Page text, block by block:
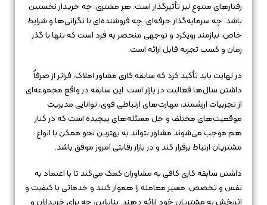
رفتارهای متنوع نیز تأثیرگذار است. هر مشتری، چه خریدار نخستین
باشد، چه سرمایه‌گذار حرفه‌ای، چه فروشنده‌ای با نگرانی‌ها و شرایط
خاص، نیازمند رویکرد و توجهی منحصر به فرد است که تنها با گذر
زمان و کسب تجربه قابل ارائه است.
در نهایت باید تأکید کرد که سابقه کاری مشاور املاک، فراتر از صرفاً
داشتن سال‌ها فعالیت در بازار است؛ این سابقه در واقع مجموعه‌ای
از تجربیات ارزشمند، مهارت‌های ارتباطی قوی، توانایی مدیریت
موقعیت‌های مختلف و حل مسئله‌های پیچیده است که در کنار
هم موجب می‌شوند مشاور بتواند به بهترین نحو ممکن با انواع
مشتریان ارتباط برقرار کند و در بازار رقابتی امروز موفق باشد.
داشتن سابقه کاری کافی به مشاوران کمک می‌کند تا با اعتماد به
نفس و تخصص، مسیر معامله را هموار کنند و خدماتی با کیفیت و
اثربخش به مشتریان خود ارائه دهند. بنابراین، چه برای خریداران و